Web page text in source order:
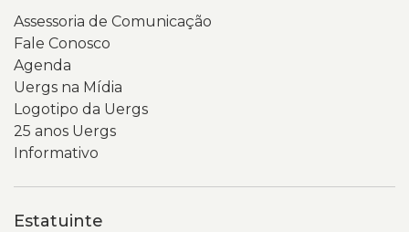
Assessoria de Comunicação
Fale Conosco
Agenda
Uergs na Mídia
Logotipo da Uergs
25 anos Uergs
Informativo
Estatuinte